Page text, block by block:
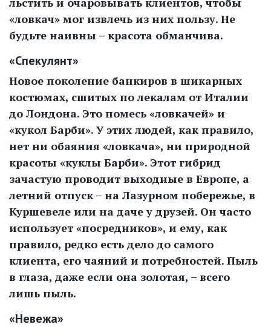
«ловкач» мог извлечь из них пользу. Не
будьте наивны – красота обманчива.
«Спекулянт»
Новое поколение банкиров в шикарных
костюмах, сшитых по лекалам от Италии
до Лондона. Это помесь «ловкачей» и
«кукол Барби». У этих людей, как правило,
нет ни обаяния «ловкача», ни природной
красоты «куклы Барби». Этот гибрид
зачастую проводит выходные в Европе, а
летний отпуск – на Лазурном побережье, в
Куршевеле или на даче у друзей. Он часто
использует «посредников», и ему, как
правило, редко есть дело до самого
клиента, его чаяний и потребностей. Пыль
в глаза, даже если она золотая, – всего
лишь пыль.
«Невежа»